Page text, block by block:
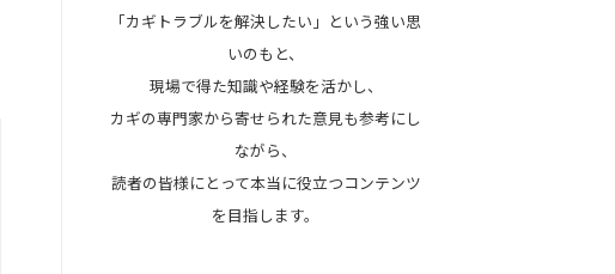
「カギトラブルを解決したい」という強い思
いのもと、
現場で得た知識や経験を活かし、
カギの専門家から寄せられた意見も参考にし
ながら、
読者の皆様にとって本当に役立つコンテンツ
を目指します。